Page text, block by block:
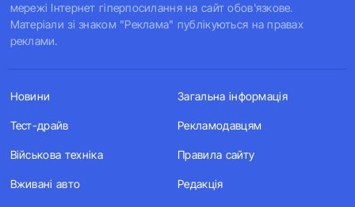
мережі Інтернет гіперпосилання на сайт обов'язкове.
Матеріали зі знаком "Реклама" публікуються на правах
реклами.
Новини
Тест-драйв
Військова техніка
Вживані авто
Загальна інформація
Рекламодавцям
Правила сайту
Редакція